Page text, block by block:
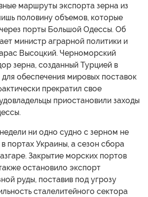
маршруты экспорта зерна из
половину объемов, которые
порты Большой Одессы. Об
министр аграрной политики и
Высоцкий. Черноморский
зерна, созданный Турцией в
обеспечения мировых поставок
прекратил свое
приостановили заходы
ни одно судно с зерном не
портах Украины, а сезон сбора
Закрытие морских портов
остановило экспорт
руды, поставив под угрозу
сталелитейного сектора